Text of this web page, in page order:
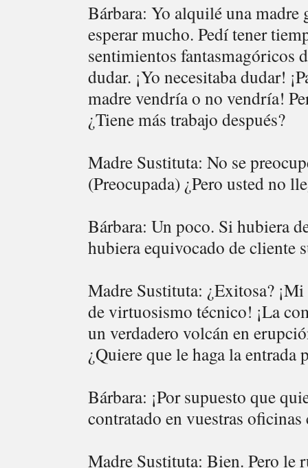
Bárbara: Yo alquilé una madre
esperar mucho. Pedí tener
sentimientos fantasmagóricos
dudar. ¡Yo necesitaba dudar!
madre vendría o no vendría!
¿Tiene más trabajo después?
Madre Sustituta: No se
(Preocupada) ¿Pero usted no
Bárbara: Un poco. Si hubiera
hubiera equivocado de cliente
Madre Sustituta: ¿Exitosa?
de virtuosismo técnico! ¡La
un verdadero volcán en
¿Quiere que le haga la entrada
Bárbara: ¡Por supuesto que
contratado en vuestras oficinas
Madre Sustituta: Bien. Pero le